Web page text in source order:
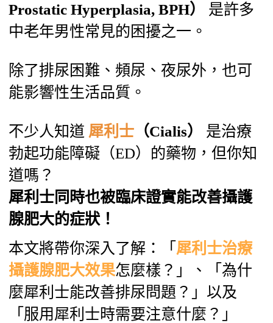
Prostatic Hyperplasia, BPH）
是許多
中老年男性常見的困擾之一。
除了排尿困難、頻尿、夜尿外，也可
能影響性生活品質。
不少人知道 犀利士 （Cialis）
是治療
勃起功能障礙（ED）的藥物，但你知
道嗎？
犀利士同時也被臨床證實能改善攝護
腺肥大的症狀！
本文將帶你深入了解：「 犀利士治療
攝護腺肥大效果怎麼樣？」、「為什
麼犀利士能改善排尿問題？」以及
「服用犀利士時需要注意什麼？」